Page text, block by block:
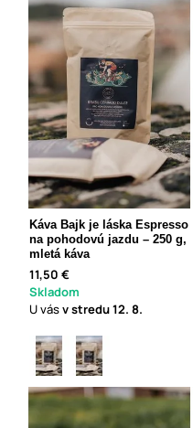
Káva Bajk je láska Espresso
na pohodovú jazdu – 250 g,
mletá káva
11,50 €
Skladom
U vásv stredu12. 8.